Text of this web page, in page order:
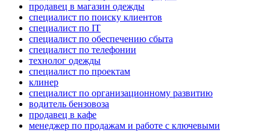
продавец в магазин одежды
специалист по поиску клиентов
специалист по IT
специалист по обеспечению сбыта
специалист по телефонии
технолог одежды
специалист по проектам
клинер
специалист по организационному развитию
водитель бензовоза
продавец в кафе
менеджер по продажам и работе с ключевыми